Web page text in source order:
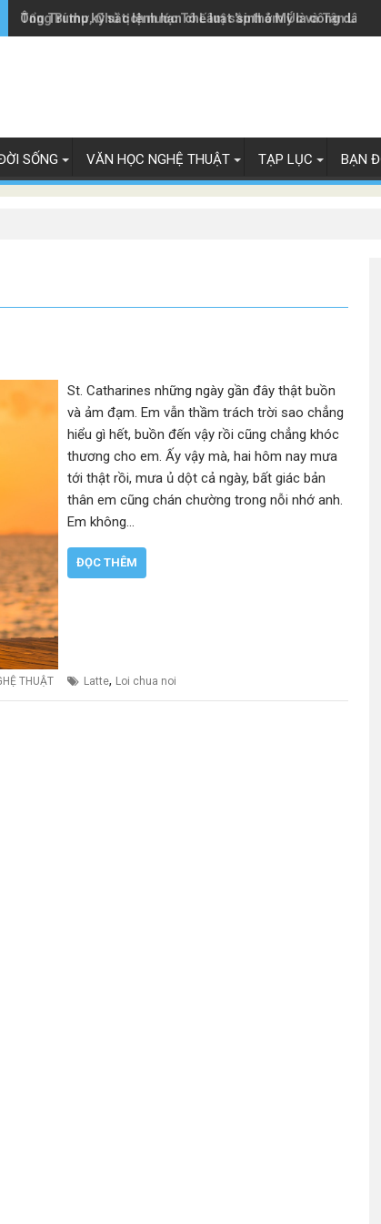
Ông Trump ký sắc lệnh hạn chế luật 'sinh ở Mỹ là công dân Mỹ'
Tổng Bí thư, Chủ tịch nước Tô Lâm sắp thăm Úc và Tân Lây
SỐNG VĂN HỌC NGHỆ THUẬT TẠP LỤC BẠN
St. Catharines những ngày gần đây thật buồn
và ảm đạm. Em vẫn thầm trách trời sao chẳng
hiểu gì hết, buồn đến vậy rồi cũng chẳng khóc
thương cho em. Ấy vậy mà, hai hôm nay mưa
tới thật rồi, mưa ủ dột cả ngày, bất giác bản
thân em cũng chán chường trong nỗi nhớ anh.
Em không…
ĐỌC THÊM
THUẬT Latte, Loi chua noi